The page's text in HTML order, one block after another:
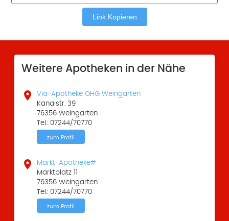
Link Kopieren
Weitere Apotheken in der Nähe

Via-Apotheke OHG Weingarten
Kanalstr. 39
76356 Weingarten
Tel.: 07244/70770
zum Profil

Markt-Apotheke#
Marktplatz 11
76356 Weingarten
Tel.: 07244/70770
zum Profil